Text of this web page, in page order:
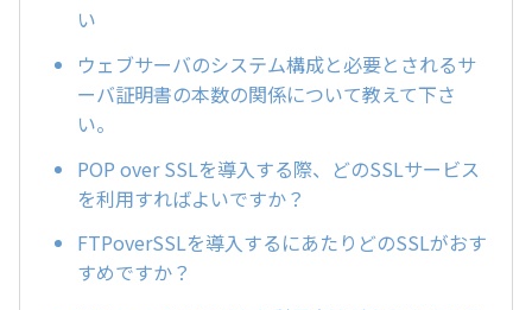
い
ウェブサーバのシステム構成と必要とされるサ
ーバ証明書の本数の関係について教えて下さ
い。
POP over SSLを導入する際、どのSSLサービス
を利用すればよいですか？
FTPoverSSLを導入するにあたりどのSSLがおす
すめですか？